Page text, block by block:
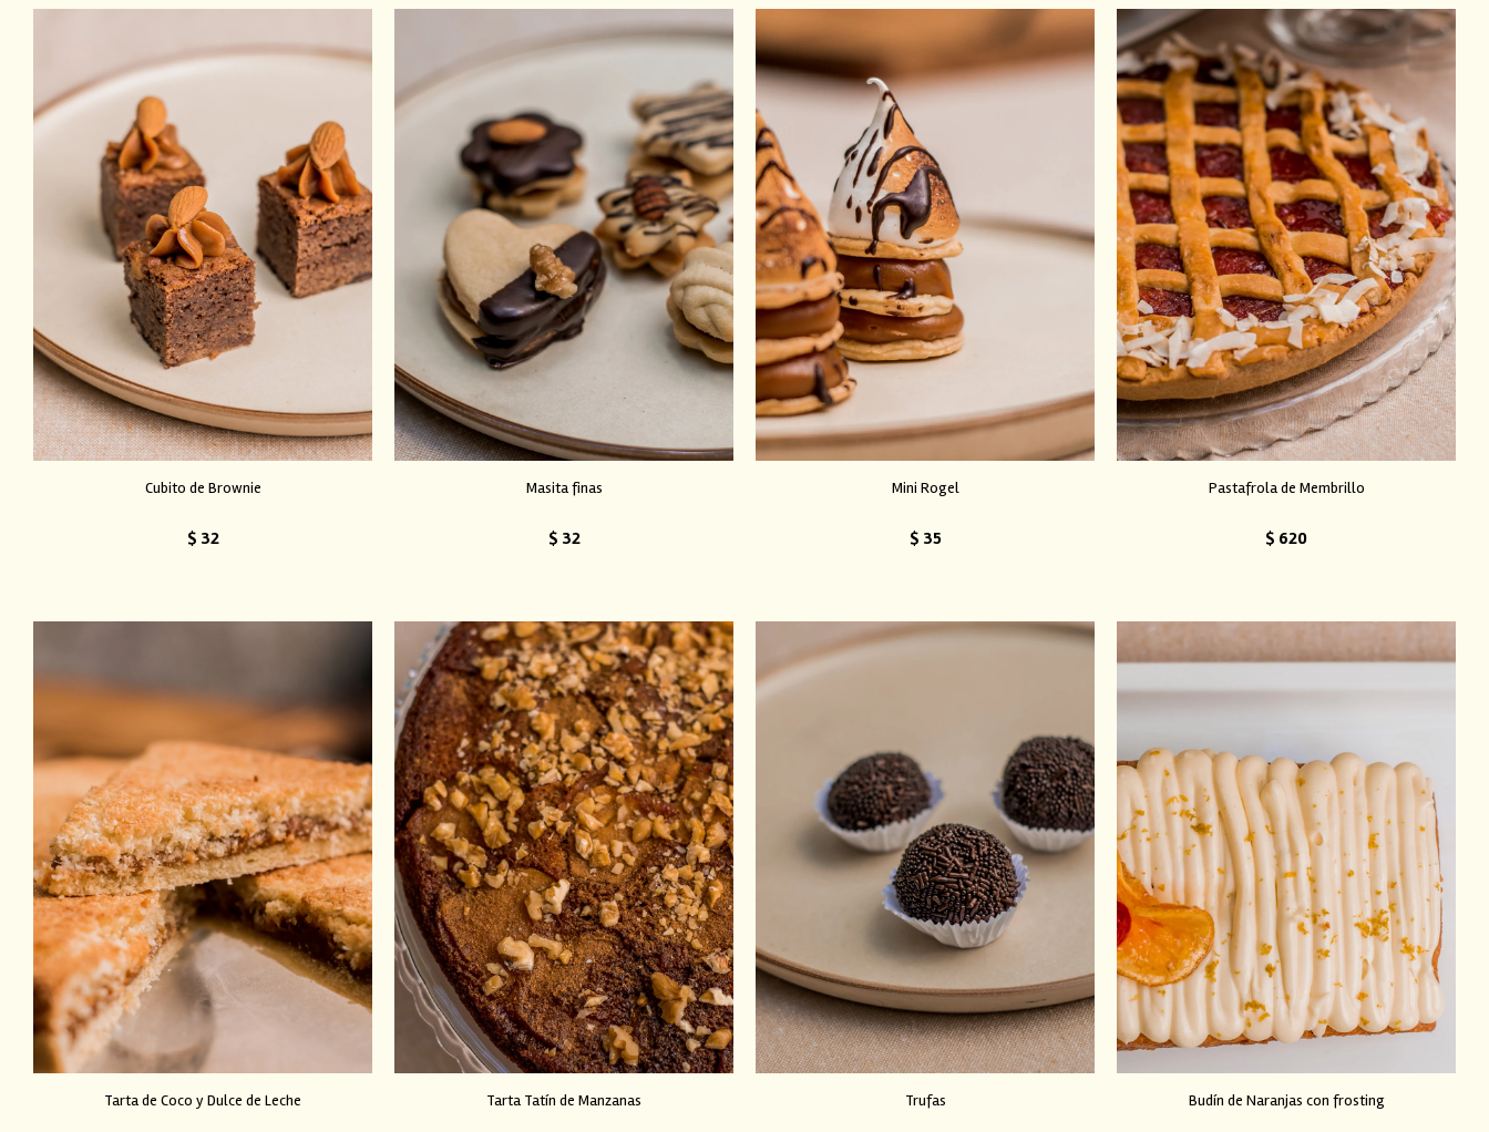
Cubito de Brownie
$ 32
Masita finas
$ 32
Mini Rogel
$ 35
Pastafrola de Membrillo
$ 620
Tarta de Coco y Dulce de Leche Tarta Tatín de Manzanas Trufas Budín de Naranjas con frosting